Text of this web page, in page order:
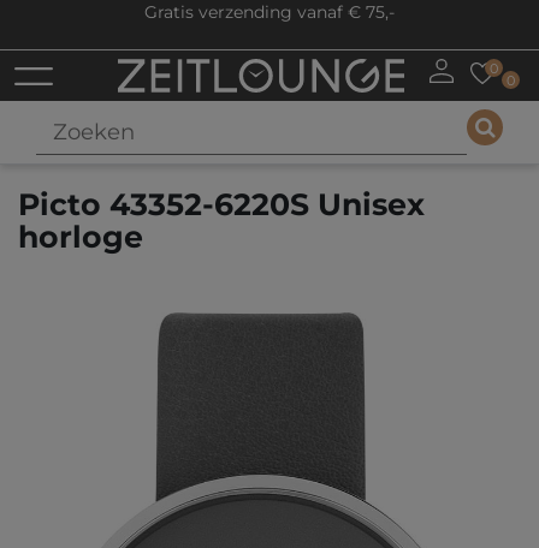
Gratis verzending vanaf € 75,-
0
0
Picto 43352-6220S Unisex
horloge